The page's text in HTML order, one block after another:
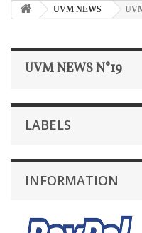
UVM NEWS
UVM NEWS N°19
LABELS
INFORMATION